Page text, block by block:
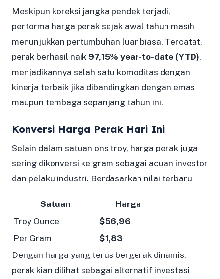
Meskipun koreksi jangka pendek terjadi,
performa harga perak sejak awal tahun masih
menunjukkan pertumbuhan luar biasa. Tercatat,
perak berhasil naik 97,15% year-to-date (YTD),
menjadikannya salah satu komoditas dengan
kinerja terbaik jika dibandingkan dengan emas
maupun tembaga sepanjang tahun ini.
Konversi Harga Perak Hari Ini
Selain dalam satuan ons troy, harga perak juga
sering dikonversi ke gram sebagai acuan investor
dan pelaku industri. Berdasarkan nilai terbaru:
Satuan
Harga
Troy Ounce
$56,96
Per Gram
$1,83
Dengan harga yang terus bergerak dinamis,
perak kian dilihat sebagai alternatif investasi